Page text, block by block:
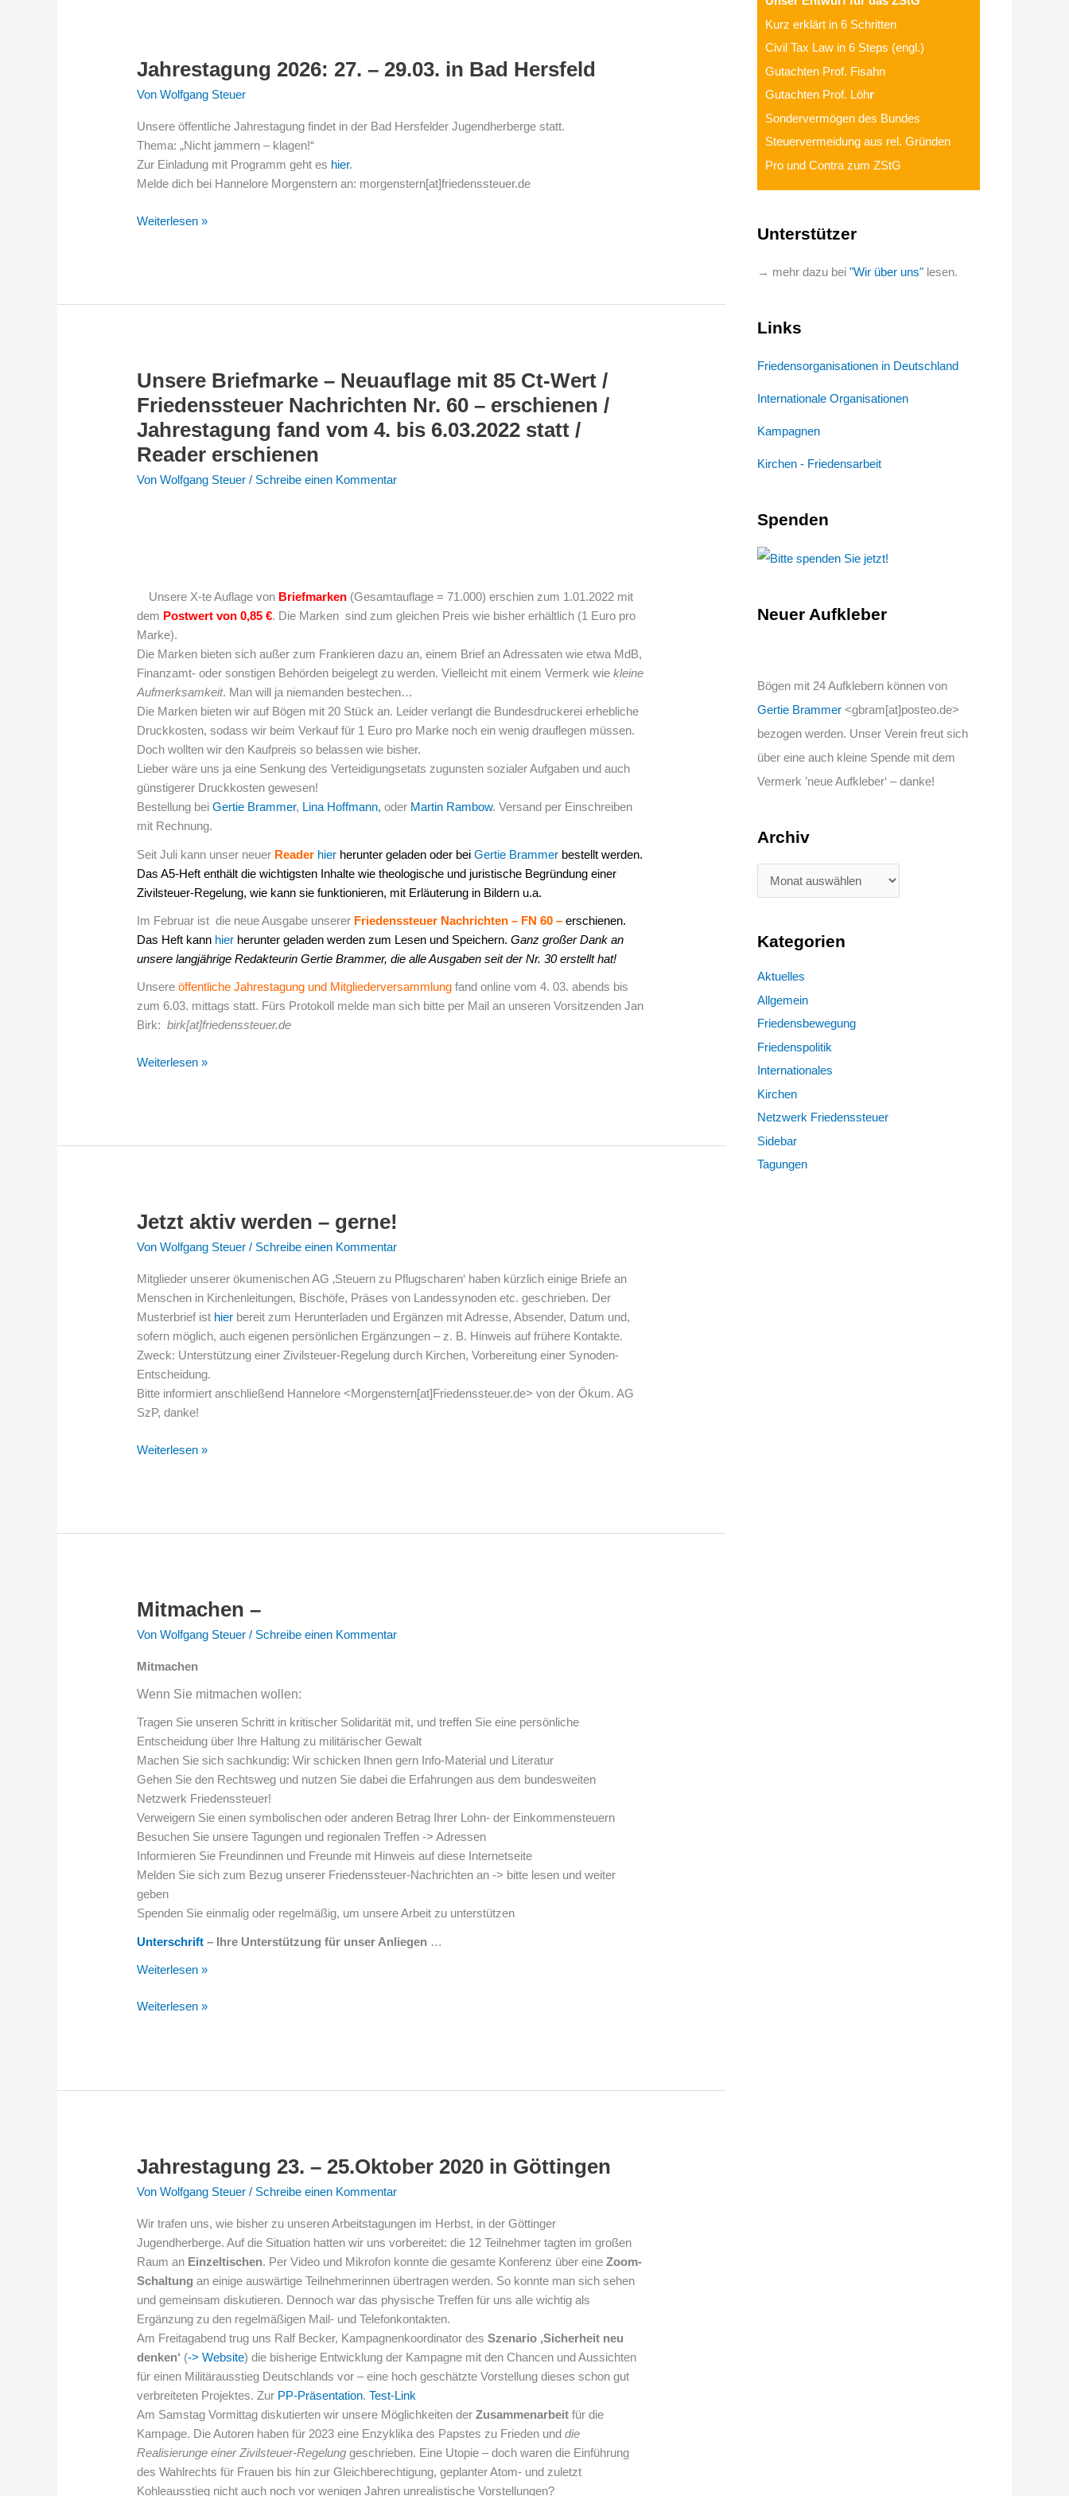
Jahrestagung 2026: 27. – 29.03. in Bad Hersfeld
VonWolfgang Steuer
Unsere öffentliche Jahrestagung findet in der Bad Hersfelder Jugendherberge statt.
Thema: „Nicht jammern – klagen!“
Zur Einladung mit Programm geht es hier.
Melde dich bei Hannelore Morgenstern an: morgenstern[at]friedenssteuer.de
Jahrestagung
–
29.03.
in
Bad
Weiterlesen »
Unsere Briefmarke – Neuauflage mit 85 Ct-Wert /
Friedenssteuer Nachrichten Nr. 60 – erschienen /
Jahrestagung fand vom 4. bis 6.03.2022 statt /
Reader erschienen
VonWolfgang Steuer/ Schreibe einen Kommentar
Unsere X-te Auflage von Briefmarken (Gesamtauflage = 71.000) erschien zum 1.01.2022 mit
dem Postwert von 0,85 €. Die Marken sind zum gleichen Preis wie bisher erhältlich (1 Euro pro
Marke).
Die Marken bieten sich außer zum Frankieren dazu an, einem Brief an Adressaten wie etwa MdB,
Finanzamt- oder sonstigen Behörden beigelegt zu werden. Vielleicht mit einem Vermerk wiekleine
Aufmerksamkeit. Man will ja niemanden bestechen…
Die Marken bieten wir auf Bögen mit 20 Stück an. Leider verlangt die Bundesdruckerei erhebliche
Druckkosten, sodass wir beim Verkauf für 1 Euro pro Marke noch ein wenig drauflegen müssen.
Doch wollten wir den Kaufpreis so belassen wie bisher.
Lieber wäre uns ja eine Senkung des Verteidigungsetats zugunsten sozialer Aufgaben und auch
günstigerer Druckkosten gewesen!
Bestellung beiGertie Brammer, Lina Hoffmann, oder Martin Rambow. Versand per Einschreiben
mit Rechnung.
Seit Juli kann unser neuer Reader hier herunter geladen oder beiGertie Brammer bestellt werden.
Das A5-Heft enthält die wichtigsten Inhalte wie theologische und juristische Begründung einer
Zivilsteuer-Regelung, wie kann sie funktionieren, mit Erläuterung in Bildern u.a.
Im Februar ist die neue Ausgabe unserer Friedenssteuer Nachrichten – FN 60 – erschienen.
Das Heft kann hier herunter geladen werden zum Lesen und Speichern.Ganz großer Dank an
unsere langjährige Redakteurin Gertie Brammer, die alle Ausgaben seit der Nr. 30 erstellt hat!
Unsereöffentliche Jahrestagung und Mitgliederversammlung fand online vom 4. 03. abends bis
zum 6.03. mittags statt. Fürs Protokoll melde man sich bitte per Mail an unseren Vorsitzenden Jan
Birk:birk[at]friedenssteuer.de
Unsere
Briefmarke
–
Neuauflage
mit
85
erschienen
statt
erschienen
Weiterlesen »
Jetzt aktiv werden – gerne!
VonWolfgang Steuer/ Schreibe einen Kommentar
Mitglieder unserer ökumenischen AG ‚Steuern zu Pflugscharen‘ haben kürzlich einige Briefe an
Menschen in Kirchenleitungen, Bischöfe, Präses von Landessynoden etc. geschrieben. Der
Musterbrief ist hier bereit zum Herunterladen und Ergänzen mit Adresse, Absender, Datum und,
sofern möglich, auch eigenen persönlichen Ergänzungen – z. B. Hinweis auf frühere Kontakte.
Zweck: Unterstützung einer Zivilsteuer-Regelung durch Kirchen, Vorbereitung einer Synoden-
Entscheidung.
Bitte informiert anschließend Hannelore <Morgenstern[at]Friedenssteuer.de> von der Ökum. AG
SzP, danke!
Jetzt
–
gerne!
Weiterlesen »
Mitmachen –
VonWolfgang Steuer/ Schreibe einen Kommentar
Mitmachen
Wenn Sie mitmachen wollen:
Tragen Sie unseren Schritt in kritischer Solidarität mit, und treffen Sie eine persönliche
Entscheidung über Ihre Haltung zu militärischer Gewalt
Machen Sie sich sachkundig: Wir schicken Ihnen gern Info-Material und Literatur
Gehen Sie den Rechtsweg und nutzen Sie dabei die Erfahrungen aus dem bundesweiten
Netzwerk Friedenssteuer!
Verweigern Sie einen symbolischen oder anderen Betrag Ihrer Lohn- der Einkommensteuern
Besuchen Sie unsere Tagungen und regionalen Treffen -> Adressen
Informieren Sie Freundinnen und Freunde mit Hinweis auf diese Internetseite
Melden Sie sich zum Bezug unserer Friedenssteuer-Nachrichten an -> bitte lesen und weiter
geben
Spenden Sie einmalig oder regelmäßig, um unsere Arbeit zu unterstützen
Unterschrift – Ihre Unterstützung für unser Anliegen …
Mitmachen
Weiterlesen »
Mitmachen
Weiterlesen »
Jahrestagung 23. – 25.Oktober 2020 in Göttingen
VonWolfgang Steuer/ Schreibe einen Kommentar
Wir trafen uns, wie bisher zu unseren Arbeitstagungen im Herbst, in der Göttinger
Jugendherberge. Auf die Situation hatten wir uns vorbereitet: die 12 Teilnehmer tagten im großen
Raum an Einzeltischen. Per Video und Mikrofon konnte die gesamte Konferenz über eineZoom-
Schaltung an einige auswärtige Teilnehmerinnen übertragen werden. So konnte man sich sehen
und gemeinsam diskutieren. Dennoch war das physische Treffen für uns alle wichtig als
Ergänzung zu den regelmäßigen Mail- und Telefonkontakten.
Am Freitagabend trug uns Ralf Becker, Kampagnenkoordinator desSzenario ‚Sicherheit neu
denken‘ (-> Website) die bisherige Entwicklung der Kampagne mit den Chancen und Aussichten
für einen Militärausstieg Deutschlands vor – eine hoch geschätzte Vorstellung dieses schon gut
verbreiteten Projektes. Zur PP-Präsentation.Test-Link
Am Samstag Vormittag diskutierten wir unsere Möglichkeiten derZusammenarbeit für die
Kampage. Die Autoren haben für 2023 eine Enzyklika des Papstes zu Frieden unddie
Realisierunge einer Zivilsteuer-Regelung geschrieben. Eine Utopie – doch waren die Einführung
des Wahlrechts für Frauen bis hin zur Gleichberechtigung, geplanter Atom- und zuletzt
Kohleausstieg nicht auch noch vor wenigen Jahren unrealistische Vorstellungen?
Jahrestagung
25.Oktober
2020
in
Göttingen
Kurz erklärt in 6 Schritten
Civil Tax Law in 6 Steps (engl.)
Gutachten Prof. Fisahn
Gutachten Prof. Löhr
Sondervermögen des Bundes
Steuervermeidung aus rel. Gründen
Pro und Contra zum ZStG
Unterstützer
→ mehr dazu bei "Wir über uns" lesen.
Links
Friedensorganisationen in Deutschland
Internationale Organisationen
Kampagnen
Kirchen - Friedensarbeit
Spenden
Neuer Aufkleber
Bögen mit 24 Aufklebern können von
Gertie Brammer <gbram[at]posteo.de>
bezogen werden. Unser Verein freut sich
über eine auch kleine Spende mit dem
Vermerk ’neue Aufkleber‘ – danke!
Archiv
Kategorien
Aktuelles
Allgemein
Friedensbewegung
Friedenspolitik
Internationales
Kirchen
Netzwerk Friedenssteuer
Sidebar
Tagungen